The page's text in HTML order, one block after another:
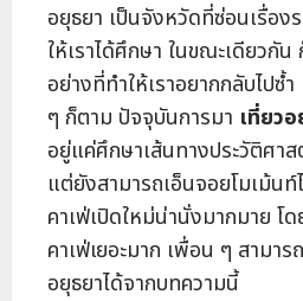
อยุธยา เป็นจังหวัดที่ซ่อนเรื่อง
ให้เราได้ศึกษา ในขณะเดียวกั
อย่างที่ทำให้เราอยากกลับไปซ้
ๆ ก็ตาม ปัจจุบันการมา เที่ยว
อยู่แค่ศึกษาเส้นทางประวัติศา
แต่ยังสามารถเอ็นจอยโมเม้นท์
คาเฟ่เปิดใหม่น่านั่งมากมาย โด
คาเฟ่เยอะมาก เพื่อน ๆ สามา
อยุธยาได้จากบทความนี้